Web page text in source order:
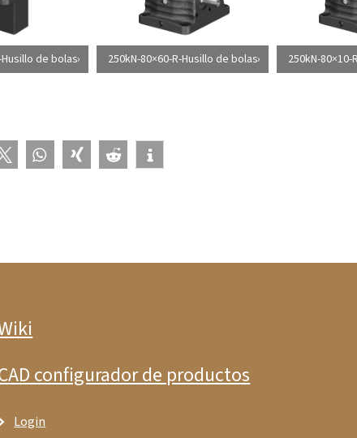
Husillo de bolas 250kN-80×60-R-Husillo de bolas 250kN-
configurador de productos
Login